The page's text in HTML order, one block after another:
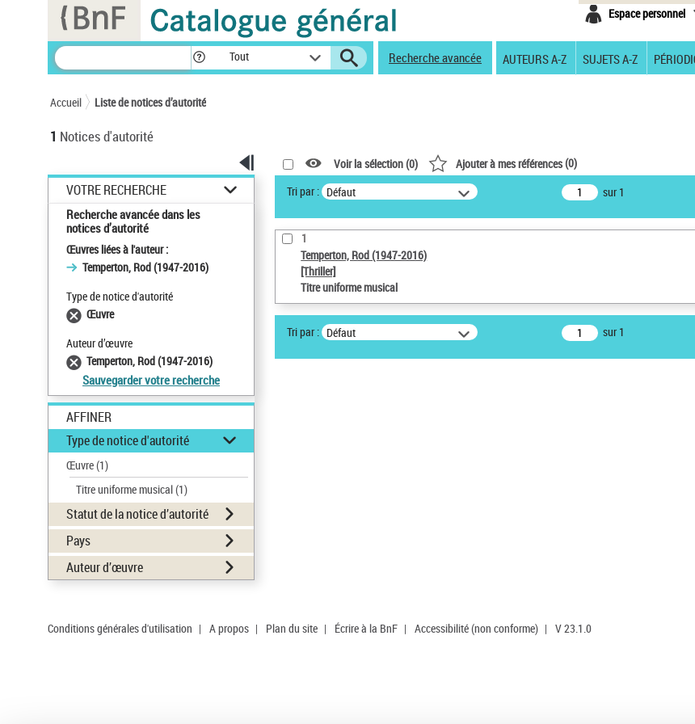
Espace personnel
Tout Recherche avancée AUTEURS A-Z SUJETS A-Z
Accueil Liste de notices d’autorité
1 Notices d'autorité
VOTRE RECHERCHE
Recherche avancée dans les
notices d’autorité
Œuvres liées à l'auteur :
Temperton, Rod (1947-2016)
Type de notice d'autorité
Œuvre
Auteur d’œuvre
Temperton, Rod (1947-2016)
Sauvegarder votre recherche
AFFINER
Type de notice d'autorité
Œuvre(1)
Titre uniforme musical(1)
Statut de la notice d’autorité
Pays
Auteur d’œuvre
Voir la sélection (0) Ajouter à mes références(0)
Tri par : Défaut sur 1
1
Temperton, Rod (1947-2016)
[Thriller]
Titre uniforme musical
Tri par : Défaut sur 1
Conditions générales d'utilisation | A propos | Plan du site | Écrire à la BnF | Accessibilité (non conforme) | V 23.1.0
Panneau de gestion des cookies